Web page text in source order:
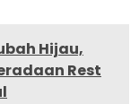
Hijau,
Rest